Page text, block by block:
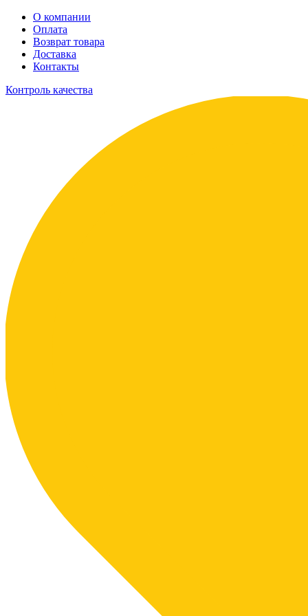
О компании
Оплата
Возврат товара
Доставка
Контакты
Контроль качества